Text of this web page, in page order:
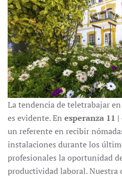
La tendencia de teletrabajar
es evidente. En esperanza 11
un referente en recibir
instalaciones durante los
profesionales la oportunidad
productividad laboral.